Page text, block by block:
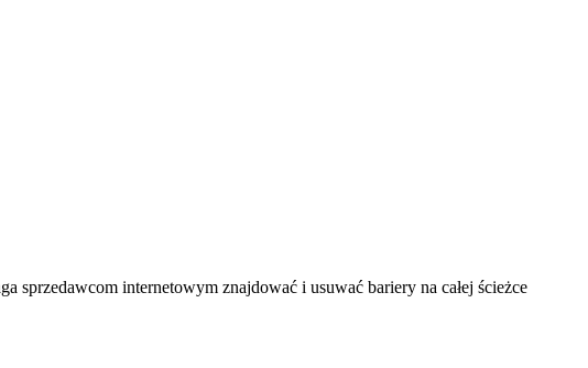
sprzedawcom internetowym znajdować i usuwać bariery na całej ścieżce